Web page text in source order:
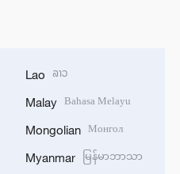
Lao ລາວ
Malay Bahasa Melayu
Mongolian Монгол
Myanmar မြန်မာဘာသာ